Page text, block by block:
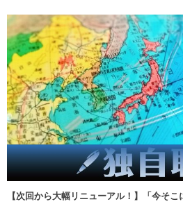
【次回から大幅リニューアル！】「今そ